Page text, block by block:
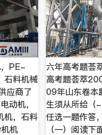
，PE-
料机械
应商了
动机，
，石料
机
六年高考题荟
高考题荟萃
09年山东卷本
生须从所给（
任选一题作答
（一）阅读下